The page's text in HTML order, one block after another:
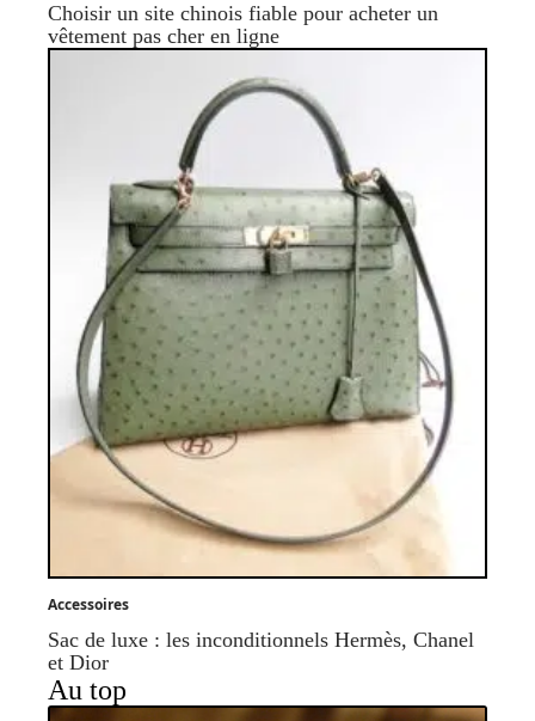
Choisir un site chinois fiable pour acheter un
vêtement pas cher en ligne
Accessoires
Sac de luxe : les inconditionnels Hermès, Chanel
et Dior
Au top